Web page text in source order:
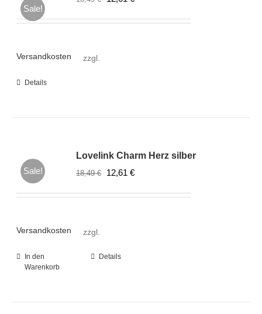
Sale!
zzgl.
Versandkosten
Details
Sale!
Lovelink Charm Herz silber
18,49€
Ursprünglicher
12,61€Aktueller
zzgl.
Versandkosten
In den
Warenkorb
Details